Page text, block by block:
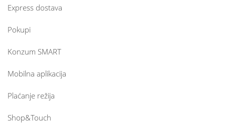
Express dostava
Pokupi
Konzum SMART
Mobilna aplikacija
Plaćanje režija
Shop&Touch